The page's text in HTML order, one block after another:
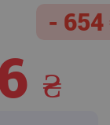
- 654